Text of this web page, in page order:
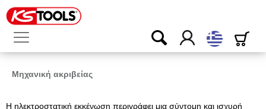
ελληνικά
Μηχανική ακριβείας
Η ηλεκτροστατική εκκένωση περιγράφει μια σύντομη και ισχυρή